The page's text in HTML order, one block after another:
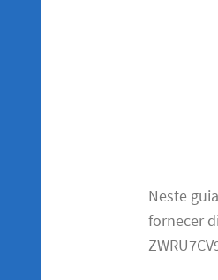
Neste
fornecer